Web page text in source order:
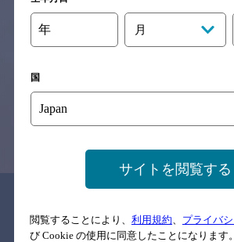
サイトマップ ご意見・ご感想
念のためお店にご確認の上ご来店くださいます
す。
年 月
国
サイトを閲覧する
閲覧することにより、 利用規約、 プライバ
び Cookie の使用に同意したことになります。